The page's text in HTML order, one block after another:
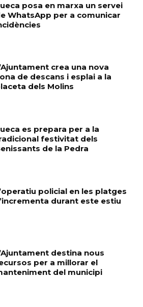
posa en marxa un servei
WhatsApp per a comunicar
crea una nova
de descans i esplai a la
dels Molins
es prepara per a la
festivitat dels
de la Pedra
policial en les platges
durant este estiu
destina nous
per a millorar el
del municipi